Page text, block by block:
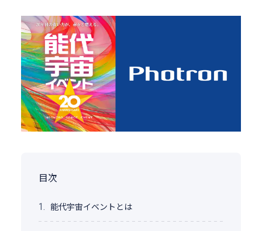
目次
1. 能代宇宙イベントとは